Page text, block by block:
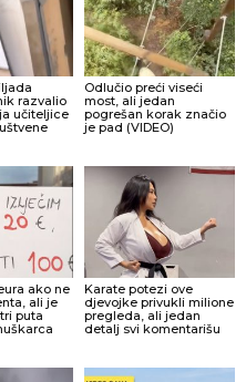
razvalio
učiteljice
Odlučio preći viseći
most, ali jedan
pogrešan korak značio
je pad (VIDEO)
ako ne
ali je
puta
Karate potezi ove
djevojke privukli milione
pregleda, ali jedan
detalj svi komentarišu